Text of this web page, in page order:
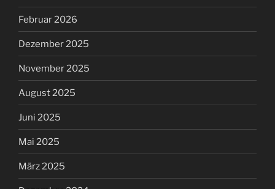
Februar 2026
Dezember 2025
November 2025
August 2025
Juni 2025
Mai 2025
März 2025